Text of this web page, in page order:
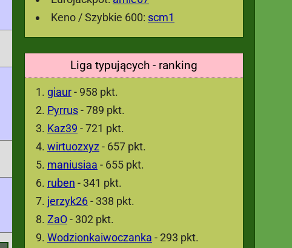
Keno / Szybkie 600: scm1
Liga typujących - ranking
giaur- 958 pkt.
Pyrrus- 789 pkt.
Kaz39 - 721 pkt.
wirtuozxyz - 657 pkt.
maniusiaa - 655 pkt.
ruben - 341 pkt.
jerzyk26- 338 pkt.
ZaO- 302 pkt.
Wodzionkaiwoczanka - 293 pkt.